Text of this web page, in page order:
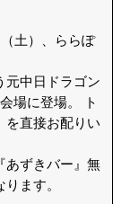
土）、ららぽ
元中日ドラゴン
場に登場。 ト
を直接お配りい
あずきバー』無
ます。